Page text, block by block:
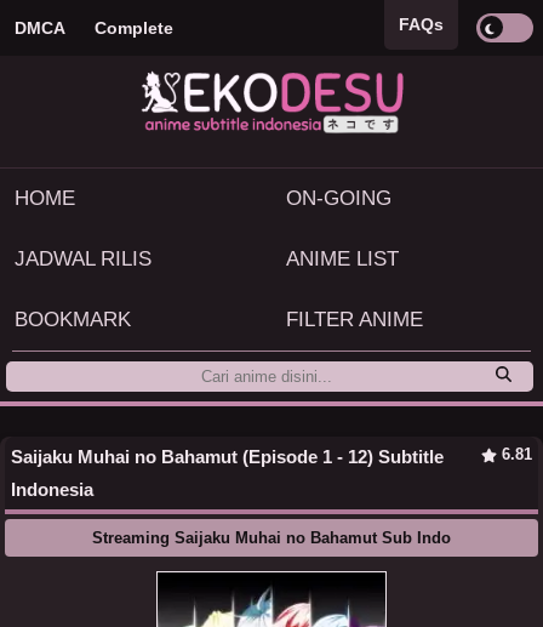
DMCA Complete FAQs
HOME ON-GOING
JADWAL RILIS ANIME LIST
BOOKMARK FILTER ANIME
Saijaku Muhai no Bahamut (Episode 1 - 12) Subtitle
Indonesia
6.81
Streaming Saijaku Muhai no Bahamut Sub Indo